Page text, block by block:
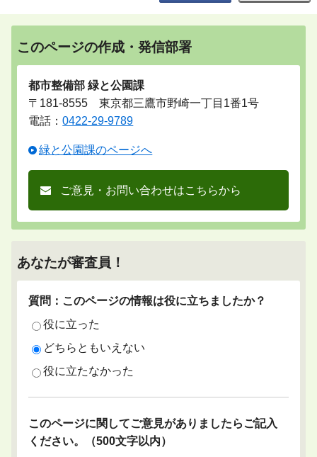
このページの作成・発信部署
都市整備部 緑と公園課
〒181-8555 東京都三鷹市野崎一丁目1番1号
電話：0422-29-9789
緑と公園課のページへ
ご意見・お問い合わせはこちらから
あなたが審査員！
質問：このページの情報は役に立ちましたか？
役に立った
どちらともいえない
役に立たなかった
このページに関してご意見がありましたらご記入
ください。（500文字以内）